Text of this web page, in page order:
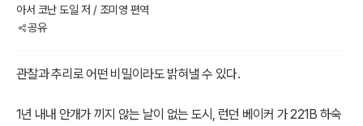
아서 코난 도일 저 / 조미영 편역
공유
관찰과 추리로 어떤 비밀이라도 밝혀낼 수 있다.
1년 내내 안개가 끼지 않는 날이 없는 도시, 런던 베이커 가 221B 하숙